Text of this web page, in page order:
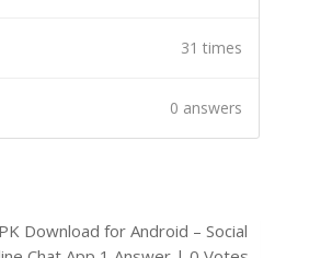
31 times
0 answers
Download for Android – Social